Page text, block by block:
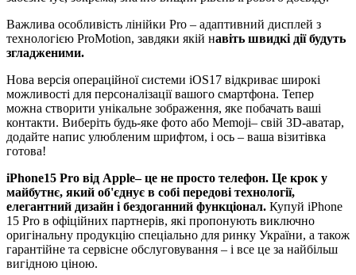
Важлива особливість лінійки Pro – адаптивний дисплей з
технологією ProMotion, завдяки якій навіть швидкі дії будуть
згладженими.
Нова версія операційної системи iOS17 відкриває широкі
можливості для персоналізації вашого смартфона. Тепер
можна створити унікальне зображення, яке побачать ваші
контакти. Виберіть будь-яке фото або Memoji‒ свій 3D-аватар,
додайте напис улюбленим шрифтом, і ось ‒ ваша візитівка
готова!
iPhone15 Pro від Apple‒ це не просто телефон. Це крок у
майбутнє, який об'єднує в собі передові технології,
елегантний дизайн і бездоганний функціонал. Купуй iPhone
15 Pro в офіційних партнерів, які пропонують виключно
оригінальну продукцію спеціально для ринку України, а також
гарантійне та сервісне обслуговування ‒ і все це за найбільш
вигідною ціною.